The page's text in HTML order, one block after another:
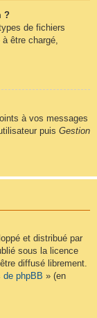
?
de fichiers
être chargé,
à vos messages
puis Gestion
et distribué par
sous la licence
diffusé librement.
de phpBB » (en